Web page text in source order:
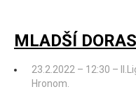
MLADŠÍ
23.2.2022 – 12:30 –
Hronom.